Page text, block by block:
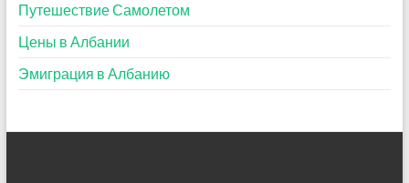
Путешествие Самолетом
Цены в Албании
Эмиграция в Албанию